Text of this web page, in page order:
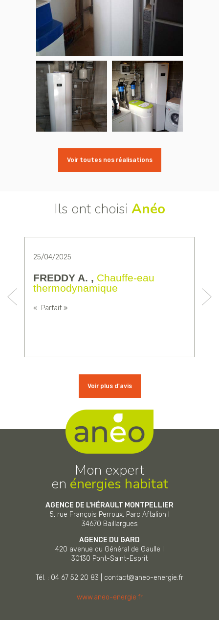
Voir toutes nos réalisations
Ils ont choisi Anéo
25/04/2025
FREDDY A. , Chauffe-eau
thermodynamique
« Parfait »
Voir plus d'avis
Mon expert
en énergies habitat
AGENCE DE L'HÉRAULT MONTPELLIER
5, rue François Perroux, Parc Aftalion I
34670 Baillargues
AGENCE DU GARD
420 avenue du Général de Gaulle I
30130 Pont-Saint-Esprit
Tél. : 04 67 52 20 83 contact@aneo-energie.fr
www.aneo-energie.fr